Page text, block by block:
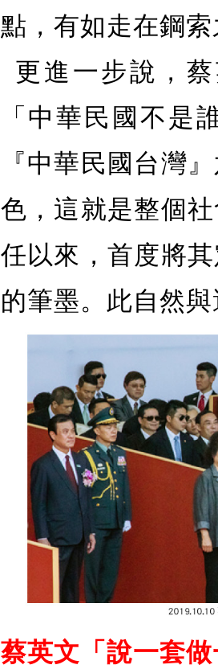
點，有如走在鋼
更進一步說，
「中華民國不是
『中華民國台灣
色，這就是整個
任以來，首度將
的筆墨。此自然
蔡英文「說一套